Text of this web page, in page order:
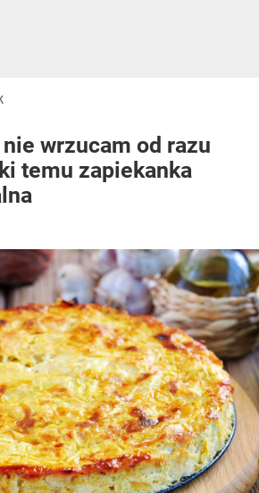
wrzucam od razu
temu zapiekanka